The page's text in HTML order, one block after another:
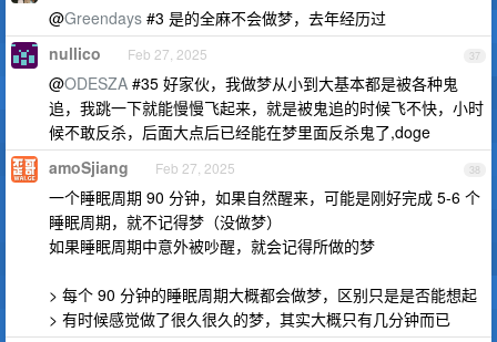
@Greendays #3 是的全麻不会做梦，去年经历过
37
nullico Feb 27, 2025
@ODESZA #35 好家伙，我做梦从小到大基本都是被各种鬼
追，我跳一下就能慢慢飞起来，就是被鬼追的时候飞不快，小时
候不敢反杀，后面大点后已经能在梦里面反杀鬼了,doge
38
amoSjiang Feb 27, 2025
一个睡眠周期 90 分钟，如果自然醒来，可能是刚好完成 5-6 个
睡眠周期，就不记得梦（没做梦）
如果睡眠周期中意外被吵醒，就会记得所做的梦
> 每个 90 分钟的睡眠周期大概都会做梦，区别只是是否能想起
> 有时候感觉做了很久很久的梦，其实大概只有几分钟而已